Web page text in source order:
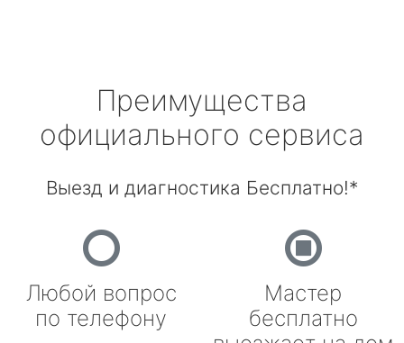
Преимущества
официального сервиса
Выезд и диагностика Бесплатно!*
Любой вопрос
по телефону
Мастер
бесплатно